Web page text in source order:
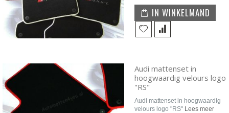
IN WINKELMAND
Audi mattenset in
hoogwaardig velours logo
"RS"
Audi mattenset in hoogwaardig
velours logo "RS" Lees meer